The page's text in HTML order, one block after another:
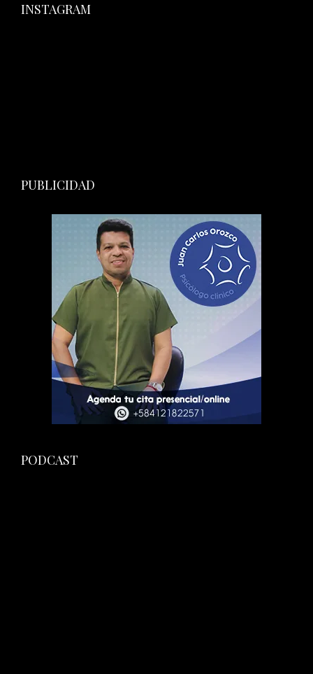
INSTAGRAM
PUBLICIDAD
PODCAST